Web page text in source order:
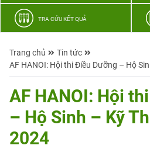
Quân
TRA CỨU KẾT QUẢ
Trang chủ
Tin tức
AF HANOI: Hội thi Điều Dưỡng – Hộ
AF HANOI: Hội
– Hộ Sinh – Kỹ
2024